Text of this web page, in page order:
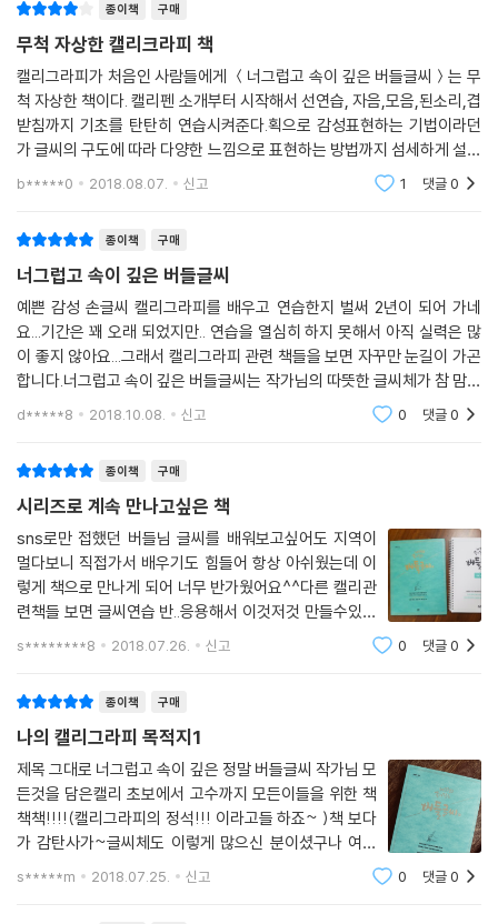
종이책 구매
무척 자상한 캘리크라피 책
캘리그라피가 처음인 사람들에게 ＜너그럽고 속이 깊은 버들글씨＞는 무
척 자상한 책이다. 캘리펜 소개부터 시작해서 선연습, 자음,모음,된소리,겹
받침까지 기초를 탄탄히 연습시켜준다.획으로 감성표현하는 기법이라던
가 글씨의 구도에 따라 다양한 느낌으로 표현하는 방법까지 섬세하게 설명
하고 있다.붓글씨로 캘리를 배우기 시작해서 두달이 지난 지금은 붓펜의
b*****0 2018.08.07. 신고 1 댓글0
종이책 구매
너그럽고 속이 깊은 버들글씨
예쁜 감성 손글씨 캘리그라피를 배우고 연습한지 벌써 2년이 되어 가네
요...기간은 꽤 오래 되었지만.. 연습을 열심히 하지 못해서 아직 실력은 많
이 좋지 않아요...그래서 캘리그라피 관련 책들을 보면 자꾸만 눈길이 가곤
합니다.너그럽고 속이 깊은 버들글씨는 작가님의 따뜻한 글씨체가 참 맘에
들었습니다.초보자가 공부하기도 좋고, 저처럼 조금 배운 사람들도 보기
d*****8 2018.10.08. 신고 0 댓글0
종이책 구매
시리즈로 계속 만나고싶은 책
sns로만 접했던 버들님 글씨를 배워보고싶어도 지역이
멀다보니 직접가서 배우기도 힘들어 항상 아쉬웠는데 이
렇게 책으로 만나게 되어 너무 반가웠어요^^다른 캘리관
련책들 보면 글씨연습 반..응용해서 이것저것 만들수있는
것들 반..으로 구성된 책들이 많았는데.버들님 책은 따라
s********8 2018.07.26. 신고 0 댓글0
종이책 구매
나의 캘리그라피 목적지1
제목 그대로 너그럽고 속이 깊은 정말 버들글씨 작가님 모
든것을 담은캘리 초보에서 고수까지 모든이들을 위한 책
책책!!!!(캘리그라피의 정석!!! 이라고들 하죠~ )책 보다
가 감탄사가~글씨체도 이렇게 많으신 분이셨구나 여러
서체를 접하도록 해주셔서 감사할따름이에요말씀대로 열
s*****m 2018.07.25. 신고 0 댓글0